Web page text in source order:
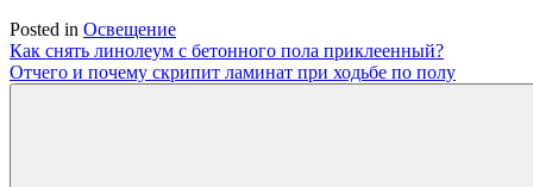
Posted in Освещение
Навигация
по
Как снять линолеум с бетонного пола приклеенный?
Отчего и почему скрипит ламинат при ходьбе по полу